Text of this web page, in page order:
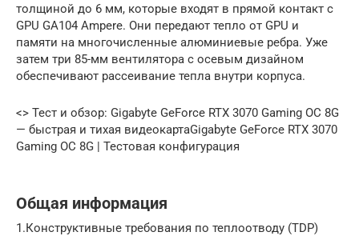
толщиной до 6 мм, которые входят в прямой контакт с
GPU GA104 Ampere. Они передают тепло от GPU и
памяти на многочисленные алюминиевые ребра. Уже
затем три 85-мм вентилятора с осевым дизайном
обеспечивают рассеивание тепла внутри корпуса.
<> Тест и обзор: Gigabyte GeForce RTX 3070 Gaming OC 8G
— быстрая и тихая видеокартаGigabyte GeForce RTX 3070
Gaming OC 8G | Тестовая конфигурация
Общая информация
1.Конструктивные требования по теплоотводу (TDP)